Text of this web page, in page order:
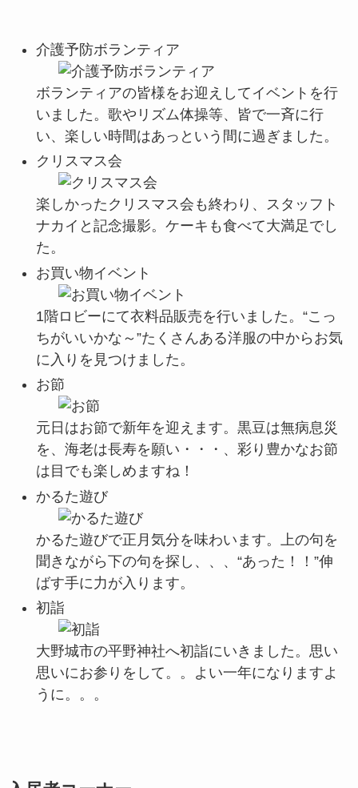
介護予防ボランティア
ボランティアの皆様をお迎えしてイベントを行
いました。歌やリズム体操等、皆で一斉に行
い、楽しい時間はあっという間に過ぎました。
クリスマス会
楽しかったクリスマス会も終わり、スタッフト
ナカイと記念撮影。ケーキも食べて大満足でし
た。
お買い物イベント
1階ロビーにて衣料品販売を行いました。“こっ
ちがいいかな～”たくさんある洋服の中からお気
に入りを見つけました。
お節
元日はお節で新年を迎えます。黒豆は無病息災
を、海老は長寿を願い・・・、彩り豊かなお節
は目でも楽しめますね！
かるた遊び
かるた遊びで正月気分を味わいます。上の句を
聞きながら下の句を探し、、、“あった！！”伸
ばす手に力が入ります。
初詣
大野城市の平野神社へ初詣にいきました。思い
思いにお参りをして。。よい一年になりますよ
うに。。。